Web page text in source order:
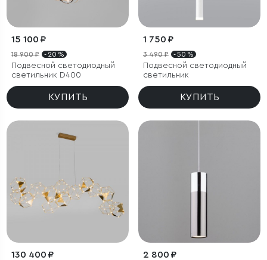
15 100 ₽
18 900 ₽ - 20 %
Подвесной светодиодный
светильник D400
КУПИТЬ
1 750 ₽
3 490 ₽ - 50 %
Подвесной светодиодный
светильник
КУПИТЬ
130 400 ₽ 2 800 ₽